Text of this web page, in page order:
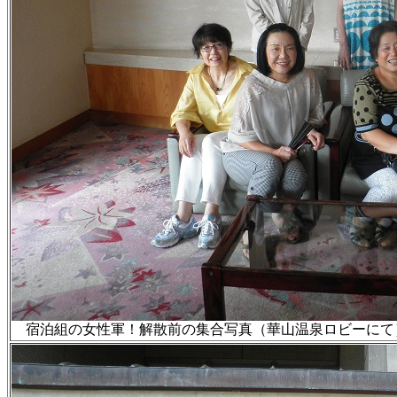
宿泊組の女性軍！解散前の集合写真（華山温泉ロビーにて